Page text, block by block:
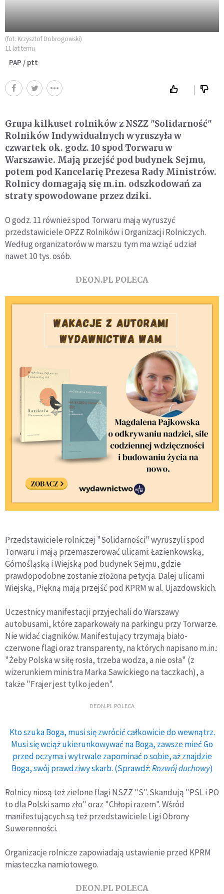
(fot. Krzysztof Dobrogowski)
11 lat temu
PAP / ptt
Grupa kilkuset rolników z NSZZ "Solidarność"
Rolników Indywidualnych wyruszyła w
czwartek ok. godz. 10 spod Torwaru w
Warszawie. Mają przejść pod budynek Sejmu,
potem pod Kancelarię Prezesa Rady Ministrów.
Rolnicy domagają się m.in. odszkodowań za
straty spowodowane przez dziki.
O godz. 11 również spod Torwaru mają wyruszyć
przedstawiciele OPZZ Rolników i Organizacji Rolniczych.
Według organizatorów w marszu tym ma wziąć udział
nawet 10 tys. osób.
DEON.PL POLECA
Przedstawiciele rolniczej "Solidarności" wyruszyli spod
Torwaru i mają przemaszerować ulicami: Łazienkowską,
Górnośląską i Wiejską pod budynek Sejmu, gdzie
prawdopodobne zostanie złożona petycja. Dalej ulicami
Wiejską, Piękną mają przejść pod KPRM w al. Ujazdowskich.
Uczestnicy manifestacji przyjechali do Warszawy
autobusami, które zaparkowały na parkingu przy Torwarze.
Nie widać ciągników. Manifestujący trzymają biało-
czerwone flagi oraz transparenty, na których napisano m.in.:
"Żeby Polska w siłę rosła, trzeba wodza, a nie osła" (z
wizerunkiem ministra Marka Sawickiego na taczkach), a
także "Frajer jest tylko jeden".
DEON.PL POLECA
Kto szuka Boga, musi się zwrócić całkowicie do wewnątrz.
Musi się wciąż ukierunkowywać na Boga, zawsze mieć Go
przed oczyma i wytrwale zapominać o sobie, aż znajdzie
Boga, swój prawdziwy skarb. (Sprawdź:Rozwój duchowy)
Rolnicy niosą też zielone flagi NSZZ "S". Skandują "PSL i PO
to dla Polski samo zło" oraz "Chłopi razem". Wśród
manifestujących są też przedstawiciele Ligi Obrony
Suwerenności.
Organizacje rolnicze zapowiadają ustawienie przed KPRM
miasteczka namiotowego.
DEON.PL POLECA